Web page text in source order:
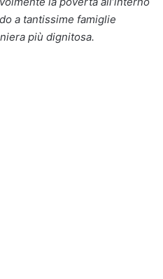
a tantissime famiglie
più dignitosa.